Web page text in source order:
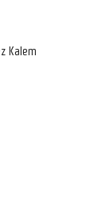
Kalem